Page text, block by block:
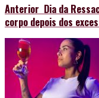
Anterior Dia da
corpo depois dos